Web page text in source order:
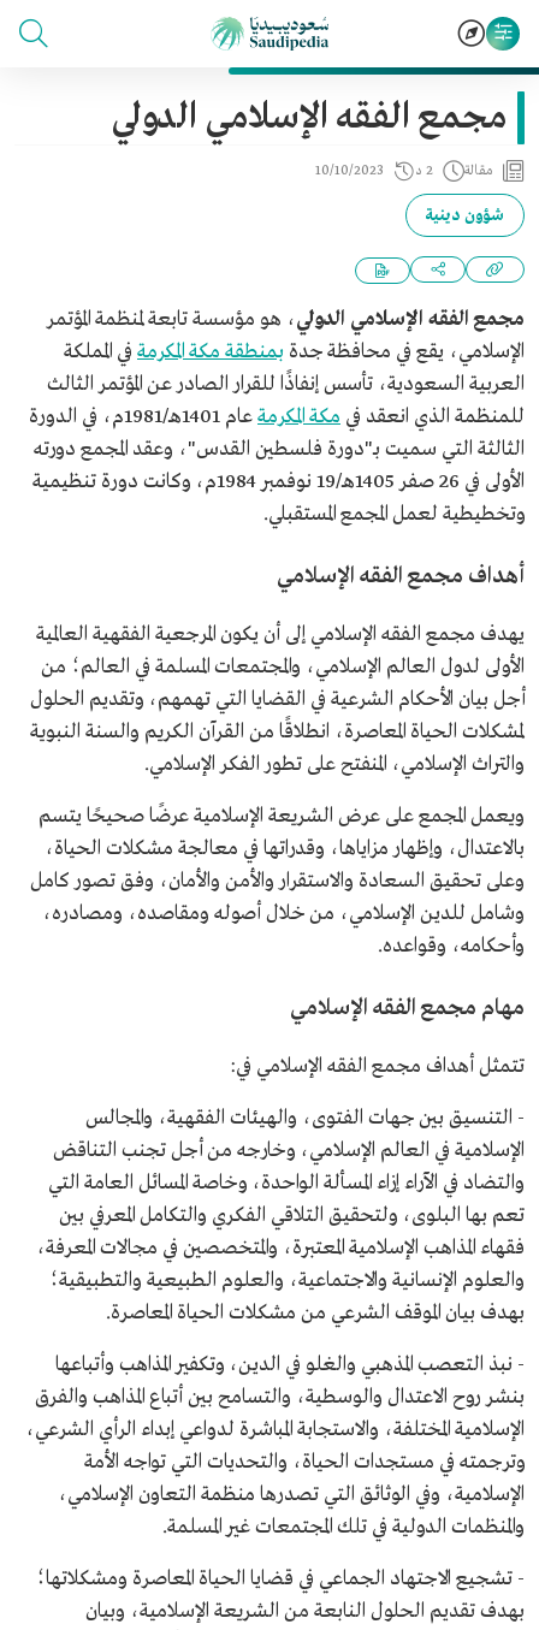
مجمع الفقه الإسلامي الدولي
مقالة 2 د 10/10/2023
شؤون دينية
مجمع الفقه الإسلامي الدولي، هو مؤسسةتابعة لمنظمة المؤتمر
الإسلامي، يقع في محافظة جدة بمنطقة مكة المكرمة في المملكة
العربية السعودية، تأسس إنفاذًا للقرار الصادر عن المؤتمر الثالث
للمنظمة الذي انعقد في مكة المكرمة
عام 1401هـ/1981م، في الدورة
الثالثة التي سميت بـ"دورة فلسطين القدس"، وعقد المجمع دورته
الأولى في 26 صفر 1405هـ/19 نوفمبر 1984م، وكانت دورة تنظيمية
وتخطيطية لعمل المجمع المستقبلي.
أهداف مجمع الفقه الإسلامي
يهدف مجمع الفقه الإسلامي إلى أن يكون المرجعية الفقهية العالمية
الأولى لدول العالم الإسلامي، والمجتمعات المسلمة في العالم؛ من
أجل بيان الأحكام الشرعية في القضايا التي تهمهم، وتقديم الحلول
لمشكلات الحياة المعاصرة، انطلاقًا من القرآن الكريم والسنة النبوية
والتراث الإسلامي، المنفتح على تطور الفكر الإسلامي.
ويعمل المجمع على عرض الشريعة الإسلامية عرضًا صحيحًا يتسم
بالاعتدال، وإظهار مزاياها، وقدراتها في معالجة مشكلات الحياة،
وعلى تحقيق السعادة والاستقرار والأمن والأمان، وفق تصور كامل
وشامل للدين الإسلامي، من خلال أصوله ومقاصده، ومصادره،
وأحكامه، وقواعده.
مهام مجمع الفقه الإسلامي
تتمثل أهداف مجمع الفقه الإسلامي في:
- التنسيق بين جهات الفتوى، والهيئات الفقهية، والمجالس
الإسلامية في العالم الإسلامي، وخارجه من أجل تجنب التناقض
والتضاد في الآراء إزاء المسألة الواحدة، وخاصة المسائل العامة التي
تعم بها البلوى، ولتحقيق التلاقي الفكري والتكامل المعرفي بين
فقهاء المذاهب الإسلامية المعتبرة، والمتخصصين في مجالات المعرفة،
والعلوم الإنسانية والاجتماعية، والعلوم الطبيعية والتطبيقية؛
بهدف بيان الموقف الشرعي من مشكلات الحياة المعاصرة.
- نبذ التعصب المذهبي والغلو في الدين، وتكفير المذاهب وأتباعها
بنشر روح الاعتدال والوسطية، والتسامح بين أتباع المذاهب والفرق
الإسلامية المختلفة، والاستجابة المباشرة لدواعي إبداء الرأي الشرعي،
وترجمته في مستجدات الحياة، والتحديات التي تواجه الأمة
الإسلامية، وفي الوثائق التي تصدرها منظمة التعاون الإسلامي،
والمنظمات الدولية في تلك المجتمعات غير المسلمة.
- تشجيع الاجتهاد الجماعي في قضايا الحياة المعاصرة ومشكلاتها؛
بهدف تقديم الحلول النابعة من الشريعة الإسلامية، وبيان